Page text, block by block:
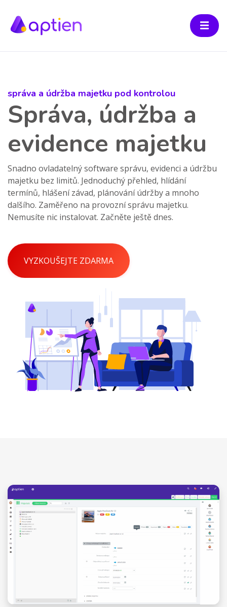
správa a údržba majetku pod kontrolou
Správa, údržba a
evidence majetku
Snadno ovladatelný software správu, evidenci a údržbu
majetku bez limitů. Jednoduchý přehled, hlídání
termínů, hlášení závad, plánování údržby a mnoho
dalšího. Zaměřeno na provozní správu majetku.
Nemusíte nic instalovat. Začněte ještě dnes.
VYZKOUŠEJTE ZDARMA